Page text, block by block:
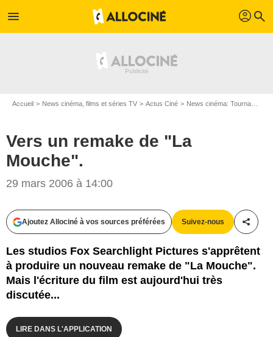
menu profil search
Accueil News cinéma, films et séries TV Actus Ciné News cinéma: Tournages
Vers un remake de "La
Mouche".
29 mars 2006 à 14:00
Ajoutez Allociné à vos sources préférées Suivez-nous
Les studios Fox Searchlight Pictures s'apprêtent
à produire un nouveau remake de "La Mouche".
Mais l'écriture du film est aujourd'hui très
discutée...
LIRE DANS L'APPLICATION